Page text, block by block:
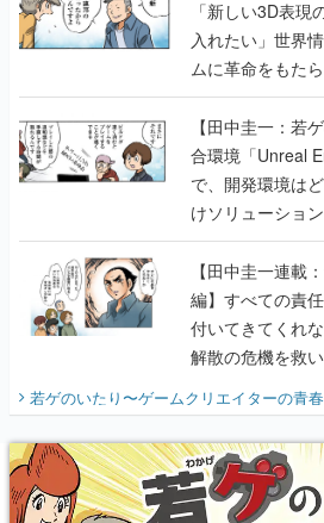
「新しい3D表現
入れたい」世界
ムに革命をもた
のいたり】
【田中圭一：若
合環境「Unreal
で、開発環境は
けソリューショ
に行って、より
【田中圭一連載
編】すべての責
付いてきてくれ
解散の危機を救
開く。業界の快
『少年ジャンプ
り】
若ゲのいたり〜ゲームクリエイターの青